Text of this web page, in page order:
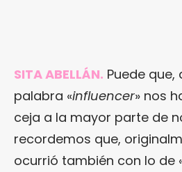
SITA ABELLÁN. Puede que,
palabra «influencer» nos
ceja a la mayor parte de
recordemos que,
ocurrió también con lo de